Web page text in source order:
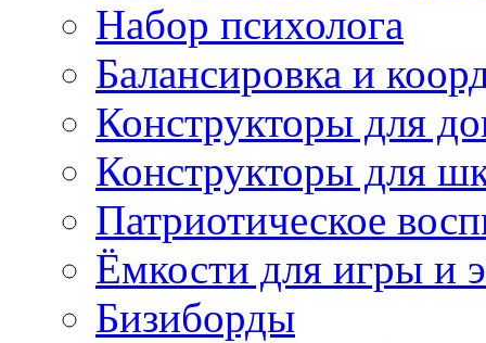
Набор психолога
Балансировка и
Конструкторы для
Конструкторы для
Патриотическое
Ёмкости для игры и
Бизиборды